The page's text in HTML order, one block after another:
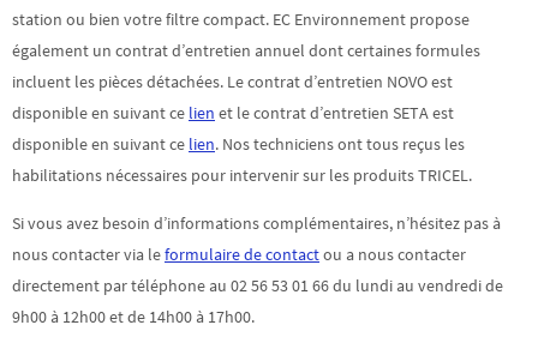
station ou bien votre filtre compact. EC Environnement propose
également un contrat d’entretien annuel dont certaines formules
incluent les pièces détachées. Le contrat d’entretien NOVO est
disponible en suivant ce lien et le contrat d’entretien SETA est
disponible en suivant ce lien. Nos techniciens ont tous reçus les
habilitations nécessaires pour intervenir sur les produits TRICEL.
Si vous avez besoin d’informations complémentaires, n’hésitez pas à
nous contacter via leformulaire de contactou a nous contacter
directement par téléphone au 02 56 53 01 66 du lundi au vendredi de
9h00 à 12h00 et de 14h00 à 17h00.